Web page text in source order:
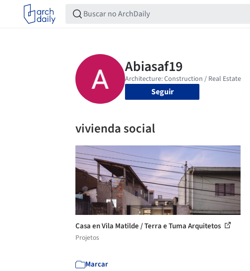
Seguir
vivienda social
Casa en Vila Matilde / Terra e Tuma Arquitetos
Projetos
Marcar